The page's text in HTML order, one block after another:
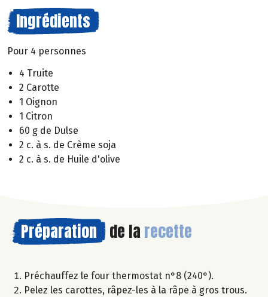
Ingrédients
Pour 4 personnes
4 Truite
2 Carotte
1 Oignon
1 Citron
60 g de Dulse
2 c. à s. de Crème soja
2 c. à s. de Huile d'olive
Préparation de la recette
Préchauffez le four thermostat n°8 (240°).
Pelez les carottes, râpez-les à la râpe à gros trous.